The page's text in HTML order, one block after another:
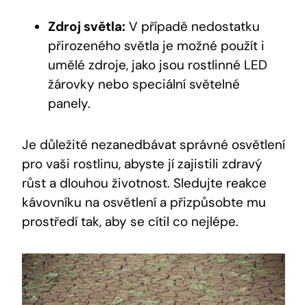
Zdroj světla: V případě nedostatku
přirozeného světla je možné použít i
umělé zdroje, jako jsou rostlinné LED
žárovky nebo speciální světelné
panely.
Je důležité nezanedbávat správné osvětlení
pro vaši rostlinu, abyste jí zajistili zdravý
růst a dlouhou životnost. Sledujte reakce
kávovníku na osvětlení a přizpůsobte mu
prostředí tak, aby se cítil co nejlépe.